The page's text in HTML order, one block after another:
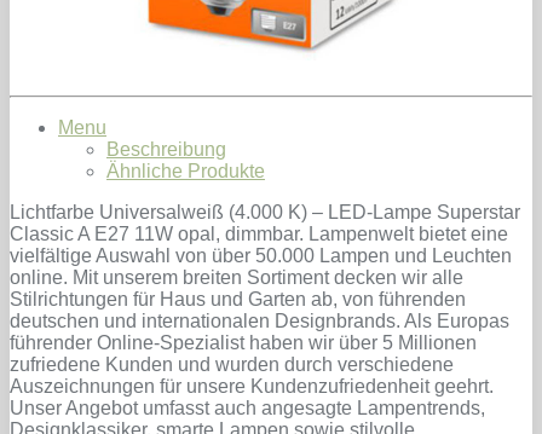
Menu
Beschreibung
Ähnliche Produkte
Lichtfarbe Universalweiß (4.000 K) – LED-Lampe Superstar
Classic A E27 11W opal, dimmbar. Lampenwelt bietet eine
vielfältige Auswahl von über 50.000 Lampen und Leuchten
online. Mit unserem breiten Sortiment decken wir alle
Stilrichtungen für Haus und Garten ab, von führenden
deutschen und internationalen Designbrands. Als Europas
führender Online-Spezialist haben wir über 5 Millionen
zufriedene Kunden und wurden durch verschiedene
Auszeichnungen für unsere Kundenzufriedenheit geehrt.
Unser Angebot umfasst auch angesagte Lampentrends,
Designklassiker, smarte Lampen sowie stilvolle